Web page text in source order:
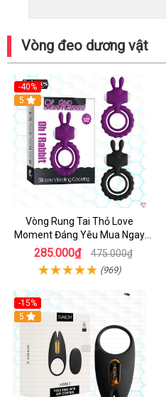
Vòng đeo dương vật
-40%
5
Vòng Rung Tai Thỏ Love
Moment Đáng Yêu Mua Ngay
Giá Tốt
285.000₫ 475.000₫
(969)
-15%
Hot
5